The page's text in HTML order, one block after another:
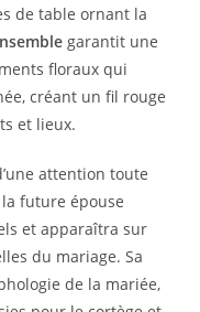
de table ornant la
garantit une
floraux qui
créant un fil rouge
et lieux.
attention toute
future épouse
et apparaîtra sur
du mariage. Sa
de la mariée,